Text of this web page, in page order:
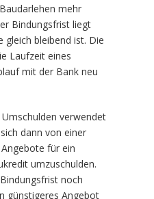
mehr
Bindungsfrist liegt
gleich bleibend ist. Die
Laufzeit eines
mit der Bank neu
verwendet
dann von einer
für ein
umzuschulden.
noch
günstigeres Angebot